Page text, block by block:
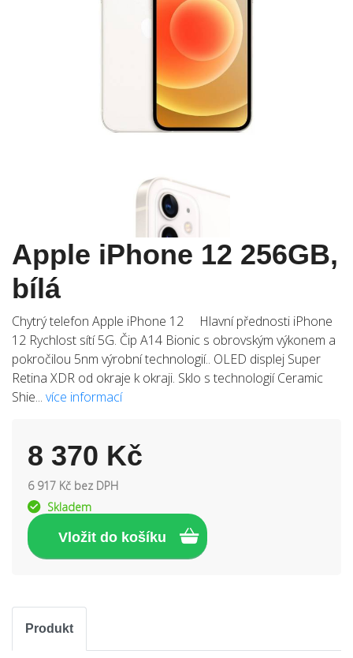
Apple iPhone 12 256GB,
bílá
Chytrý telefon Apple iPhone 12 Hlavní přednosti iPhone
12 Rychlost sítí 5G. Čip A14 Bionic s obrovským výkonem a
pokročilou 5nm výrobní technologií.. OLED displej Super
Retina XDR od okraje k okraji. Sklo s technologií Ceramic
Shie... více informací
8 370 Kč
6 917 Kč bez DPH
Skladem
Produkt